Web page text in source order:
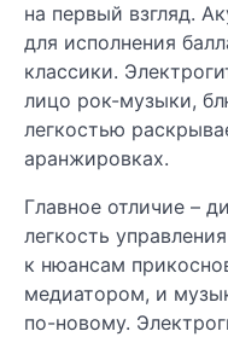
на первый взгляд.
для исполнения
классики.
лицо рок-музыки,
легкостью
аранжировках.
Главное отличие –
легкость
к нюансам
медиатором, и
по-новому.